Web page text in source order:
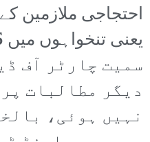
احتجاجی ملازمین
سمیت چارٹر آف
دیگر مطالبات
نہیں ہوئی،